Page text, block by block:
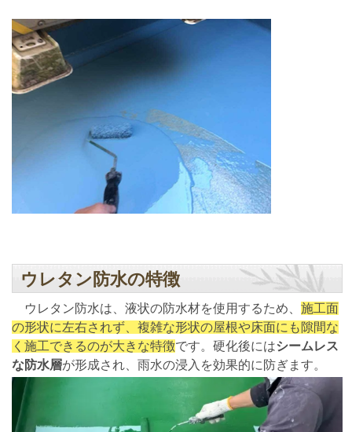
ウレタン防水の特徴
ウレタン防水は、液状の防水材を使用するため、 施工面
の形状に左右されず、複雑な形状の屋根や床面にも隙間な
く施工できるのが大きな特徴です。硬化後にはシームレス
な防水層が形成され、雨水の浸入を効果的に防ぎます。